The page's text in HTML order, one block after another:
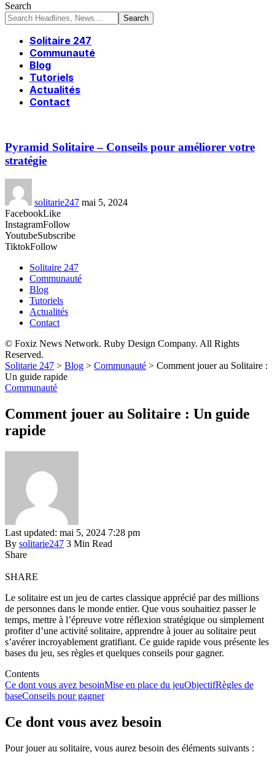
Search
Solitaire 247
Communauté
Blog
Tutoriels
Actualités
Contact
Pyramid Solitaire – Conseils pour améliorer votre
stratégie
solitarie247 mai 5, 2024
FacebookLike
InstagramFollow
YoutubeSubscribe
TiktokFollow
Solitaire 247
Communauté
Blog
Tutoriels
Actualités
Contact
© Foxiz News Network. Ruby Design Company. All Rights
Reserved.
Solitarie 247 > Blog > Communauté > Comment jouer au Solitaire :
Un guide rapide
Communauté
Comment jouer au Solitaire : Un guide
rapide
Last updated: mai 5, 2024 7:28 pm
By solitarie247 3 Min Read
Share
SHARE
Le solitaire est un jeu de cartes classique apprécié par des millions
de personnes dans le monde entier. Que vous souhaitiez passer le
temps, mettre à l’épreuve votre réflexion stratégique ou simplement
profiter d’une activité solitaire, apprendre à jouer au solitaire peut
s’avérer incroyablement gratifiant. Ce guide rapide vous présente les
bases du jeu, ses règles et quelques conseils pour gagner.
Contents
Ce dont vous avez besoinMise en place du jeuObjectifRègles de
baseConseils pour gagner
Ce dont vous avez besoin
Pour jouer au solitaire, vous aurez besoin des éléments suivants :